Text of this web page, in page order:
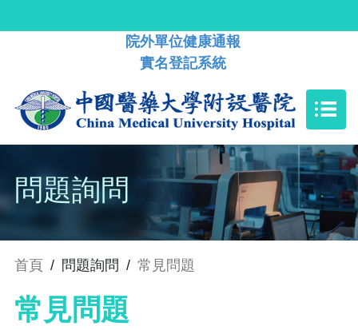
院外單位健康通報
實名登記系統
問題詢問
首頁 / 問題詢問 / 常見問題
常見問題